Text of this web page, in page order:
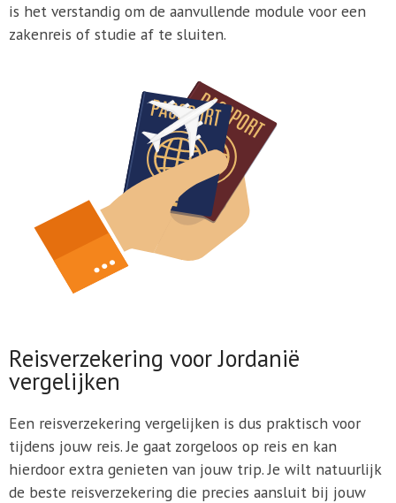
is het verstandig om de aanvullende module voor een
zakenreis of studie af te sluiten.
Reisverzekering voor Jordanië
vergelijken
Een reisverzekering vergelijken is dus praktisch voor
tijdens jouw reis. Je gaat zorgeloos op reis en kan
hierdoor extra genieten van jouw trip. Je wilt natuurlijk
de beste reisverzekering die precies aansluit bij jouw